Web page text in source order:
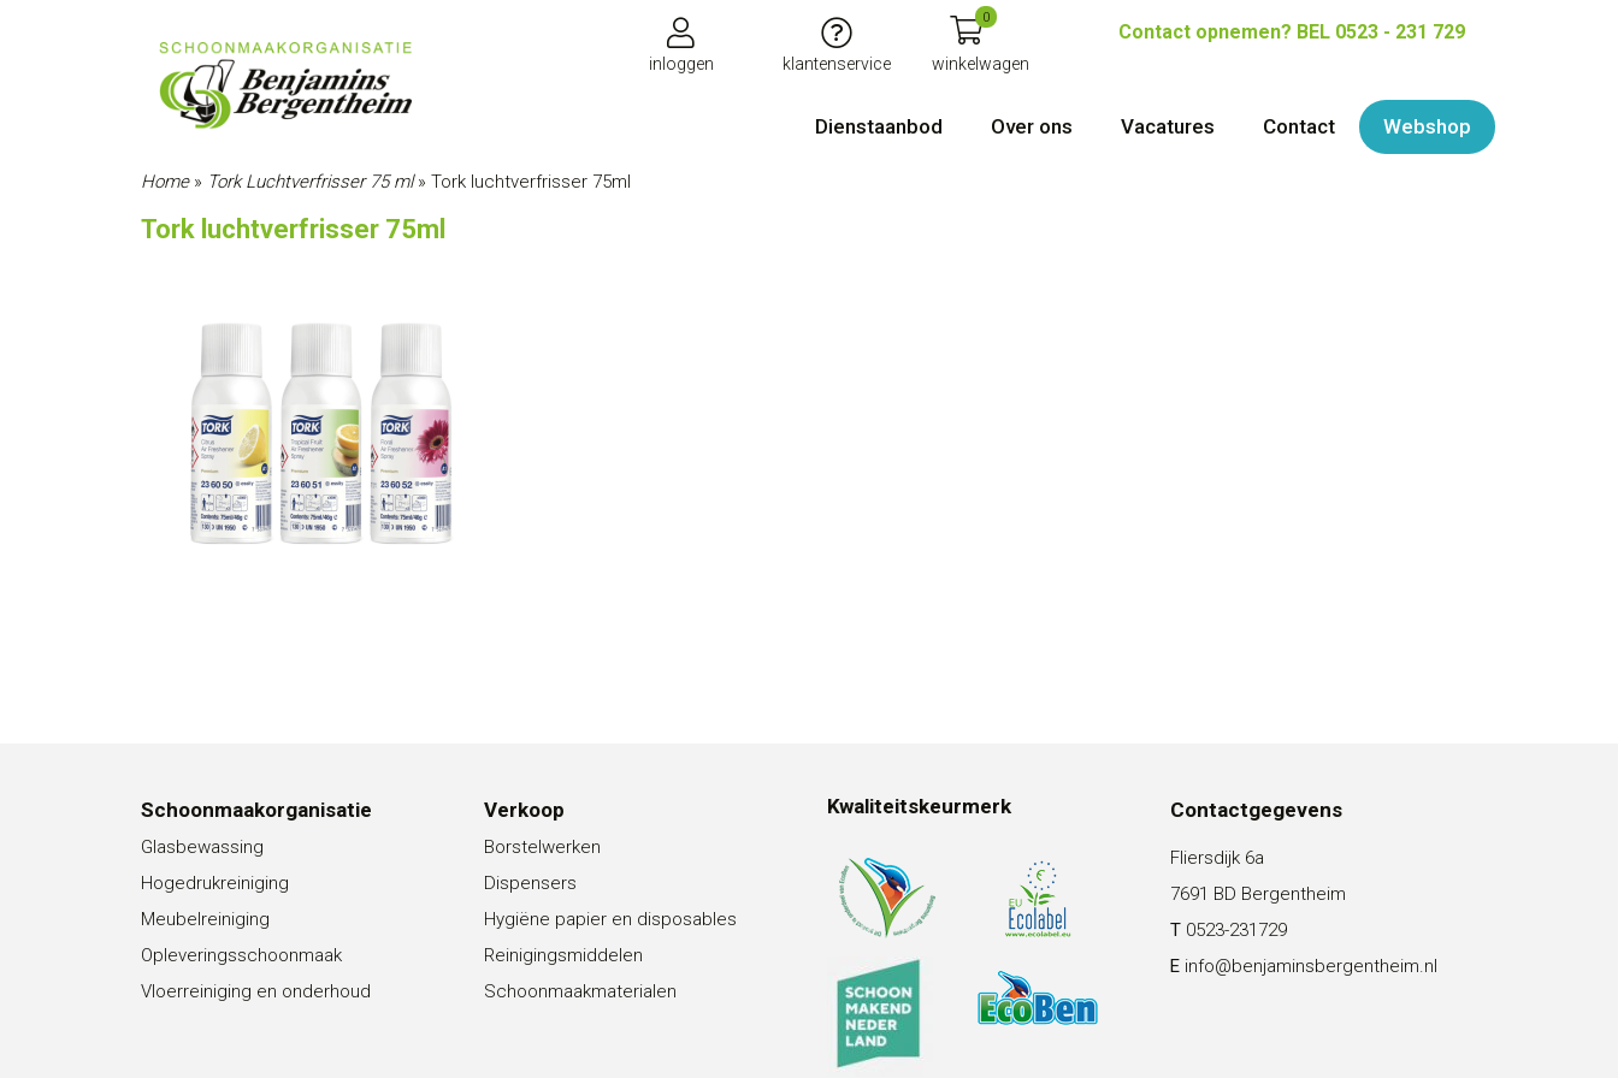
inloggen klantenservice
0
winkelwagen
Contact opnemen? BEL 0523 - 231 729
Dienstaanbod Over ons Vacatures Contact Webshop
Home» Tork Luchtverfrisser 75 ml» Tork luchtverfrisser 75ml
Tork luchtverfrisser 75ml
Schoonmaakorganisatie
Glasbewassing
Hogedrukreiniging
Meubelreiniging
Opleveringsschoonmaak
Vloerreiniging en onderhoud
Verkoop
Borstelwerken
Dispensers
Hygiëne papier en disposables
Reinigingsmiddelen
Schoonmaakmaterialen
Kwaliteitskeurmerk Contactgegevens
Fliersdijk 6a
7691 BD Bergentheim
T 0523-231729
E info@benjaminsbergentheim.nl